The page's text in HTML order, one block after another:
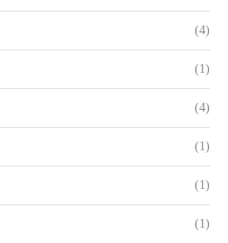
(4)
(1)
(4)
(1)
(1)
(1)